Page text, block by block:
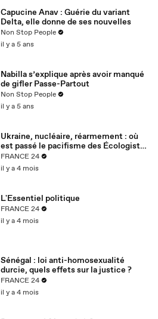
Capucine Anav : Guérie du variant
Delta, elle donne de ses nouvelles
Non Stop People
il y a 5 ans
Nabilla s’explique après avoir manqué
de gifler Passe-Partout
Non Stop People
il y a 5 ans
Ukraine, nucléaire, réarmement : où
est passé le pacifisme des Écologistes
?
FRANCE 24
il y a 4 mois
L'Essentiel politique
FRANCE 24
il y a 4 mois
Sénégal : loi anti-homosexualité
durcie, quels effets sur la justice ?
FRANCE 24
il y a 4 mois